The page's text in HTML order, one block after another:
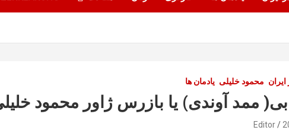
ایران محمود خلیلی یادمان ها
ممد آوندی) یا بازرس ژاور محمود
Editor